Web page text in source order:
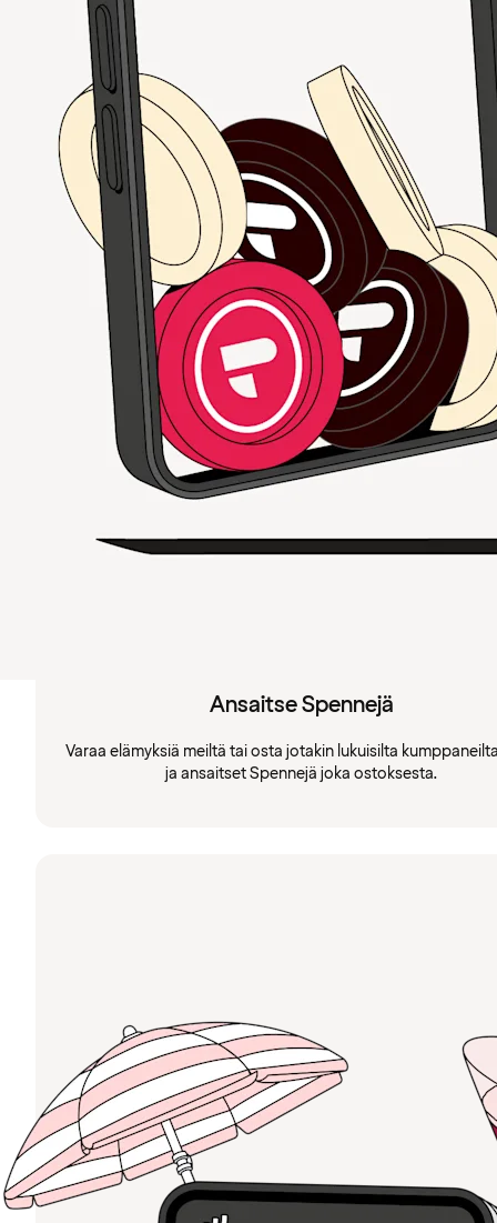
Ansaitse Spennejä
Varaa elämyksiä meiltä tai osta jotakin lukuisilta
ja ansaitset Spennejä joka ostoksesta.